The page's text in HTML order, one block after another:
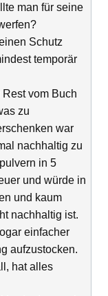
man für seine
Schutz
temporär
vom Buch
zu
war
nachhaltig zu
in 5
und würde in
und kaum
nachhaltig ist.
einfacher
aufzustocken.
hat alles